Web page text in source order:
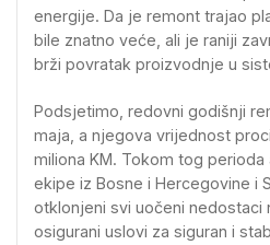
energije. Da je remont trajao
bile znatno veće, ali je raniji
brži povratak proizvodnje u
Podsjetimo, redovni godišnji
maja, a njegova vrijednost
miliona KM. Tokom tog
ekipe iz Bosne i Hercegovine i
otklonjeni svi uočeni nedostaci
osigurani uslovi za siguran i